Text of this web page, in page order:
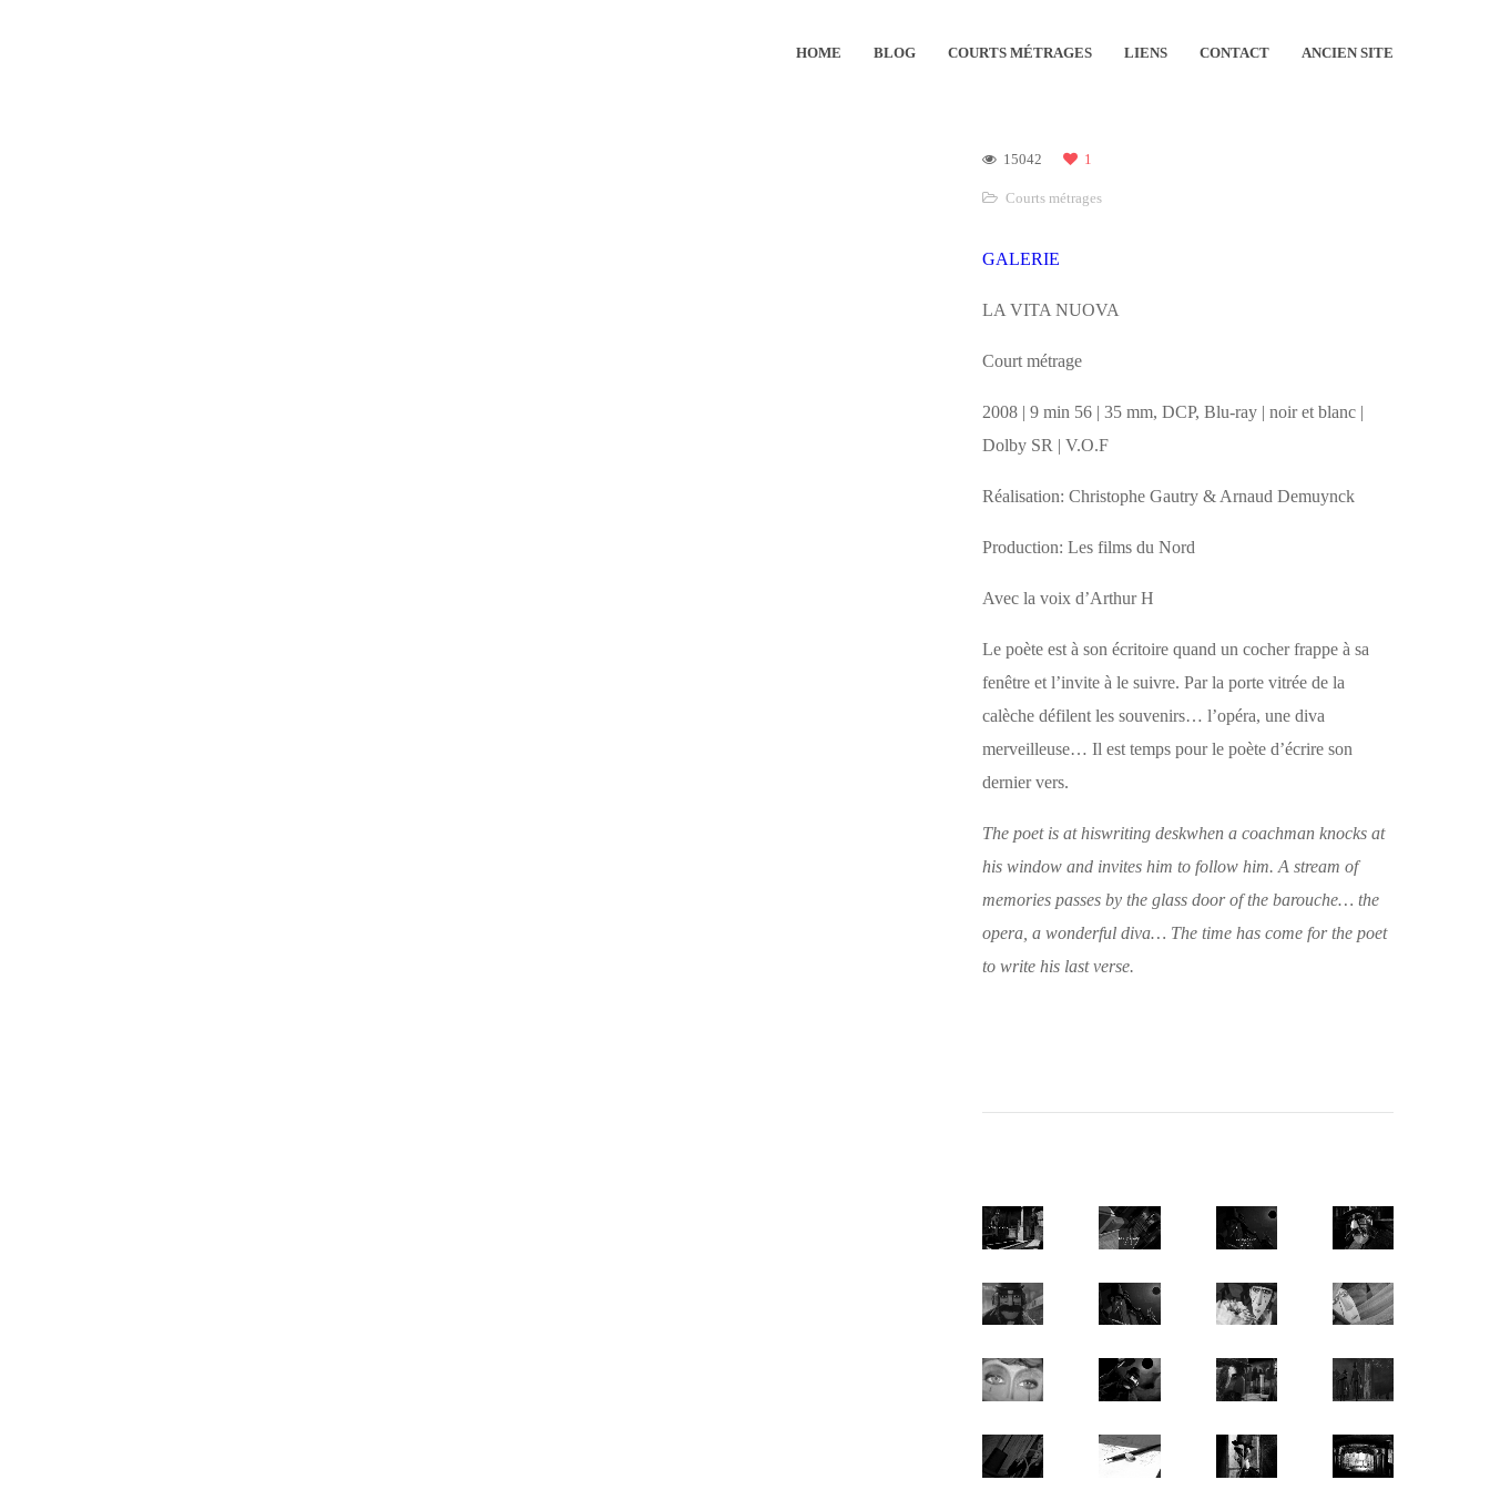
HOME BLOG COURTS MÉTRAGES LIENS CONTACT ANCIEN SITE
15042 1
Courts métrages
GALERIE
LA VITA NUOVA
Court métrage
2008 | 9 min 56 | 35 mm, DCP, Blu-ray | noir et blanc |
Dolby SR | V.O.F
Réalisation: Christophe Gautry & Arnaud Demuynck
Production: Les films du Nord
Avec la voix d’Arthur H
Le poète est à son écritoire quand un cocher frappe à sa
fenêtre et l’invite à le suivre. Par la porte vitrée de la
calèche défilent les souvenirs… l’opéra, une diva
merveilleuse… Il est temps pour le poète d’écrire son
dernier vers.
The poet is at hiswriting deskwhen a coachman knocks at
his window and invites him to follow him. A stream of
memories passes by the glass door of the barouche… the
opera, a wonderful diva… The time has come for the poet
to write his last verse.